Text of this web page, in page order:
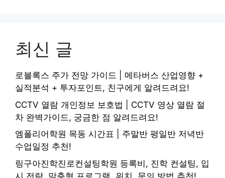
최신 글
로블록스 주가 전망 가이드 | 메타버스 산업영향 +
실적분석 + 투자포인트, 친구에게 알려드려요!
CCTV 열람 개인정보 보호법 | CCTV 영상 열람 절
차 완벽가이드, 궁금한 점 알려드려요!
엠폴리어학원 목동 시간표 | 주말반 평일반 저녁반
수업일정 추천!
링구아진학진로컨설팅학원 등록비, 진학 컨설팅, 입
시 전략, 맞춤형 프로그램, 위치, 문의 방법 추천!